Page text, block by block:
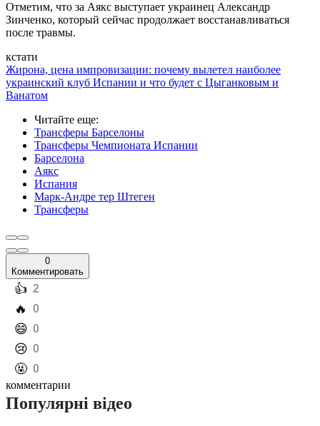
Отметим, что за Аякс выступает украинец Александр
Зинченко, который сейчас продолжает восстанавливаться
после травмы.
кстати
Жирона, цена импровизации: почему вылетел наиболее
украинский клуб Испании и что будет с Цыганковым и
Ванатом
Читайте еще:
Трансферы Барселоны
Трансферы Чемпионата Испании
Барселона
Аякс
Испания
Марк-Андре тер Штеген
Трансферы
0
Комментировать
️👍 2
️🔥 0
️😄 0
️😢 0
️🤬 0
комментарии